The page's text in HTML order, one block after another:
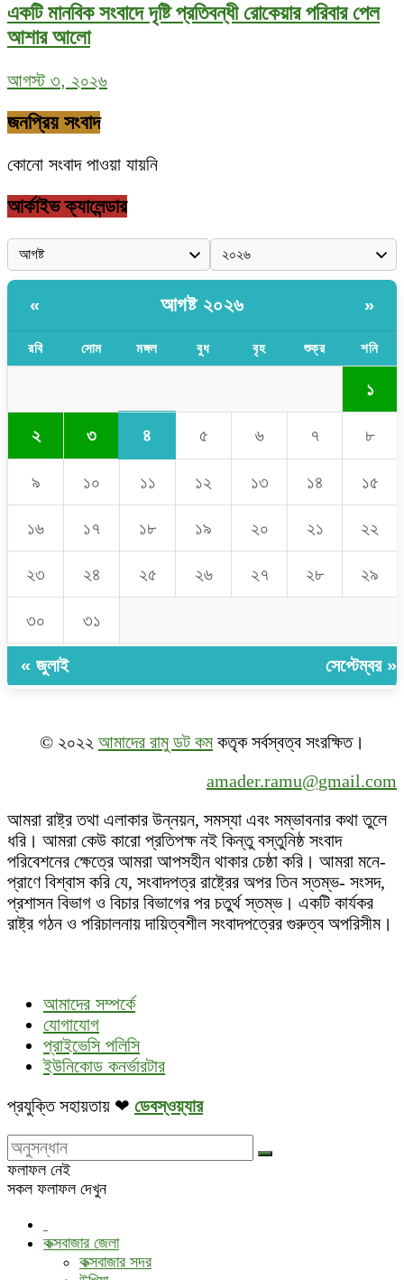
একটি মানবিক সংবাদে দৃষ্টি প্রতিবন্ধী রোকেয়ার পরিবার পেল
আশার আলো
আগস্ট ৩, ২০২৬
জনপ্রিয় সংবাদ
কোনো সংবাদ পাওয়া যায়নি
আর্কাইভ ক্যালেন্ডার
« আগষ্ট ২০২৬ »
রবি সোম মঙ্গল বুধ বৃহ শুক্র শনি
১
২ ৩ ৪ ৫ ৬ ৭ ৮
৯ ১০ ১১ ১২ ১৩ ১৪ ১৫
১৬ ১৭ ১৮ ১৯ ২০ ২১ ২২
২৩ ২৪ ২৫ ২৬ ২৭ ২৮ ২৯
৩০ ৩১
« জুলাই সেপ্টেম্বর »
© ২০২২ আমাদের রামু ডট কমকতৃক সর্বস্বত্ব সংরক্ষিত।
amader.ramu@gmail.com
আমরা রাষ্ট্র তথা এলাকার উন্নয়ন, সমস্যা এবং সম্ভাবনার কথা তুলে
ধরি। আমরা কেউ কারো প্রতিপক্ষ নই কিন্তু বস্তুনিষ্ঠ সংবাদ
পরিবেশনের ক্ষেত্রে আমরা আপসহীন থাকার চেষ্ঠা করি। আমরা মনে-
প্রাণে বিশ্বাস করি যে, সংবাদপত্র রাষ্ট্রের অপর তিন স্তম্ভ- সংসদ,
প্রশাসন বিভাগ ও বিচার বিভাগের পর চতুর্থ স্তম্ভ। একটি কার্যকর
রাষ্ট্র গঠন ও পরিচালনায় দায়িত্বশীল সংবাদপত্রের গুরুত্ব অপরিসীম।
আমাদের সম্পর্কে
যোগাযোগ
প্রাইভেসি পলিসি
ইউনিকোড কনর্ভারটার
প্রযুক্তি সহায়তায় ❤ ডেবস্ওয়্যার
ফলাফল নেই
সকল ফলাফল দেখুন
কক্সবাজার জেলা
কক্সবাজার সদর